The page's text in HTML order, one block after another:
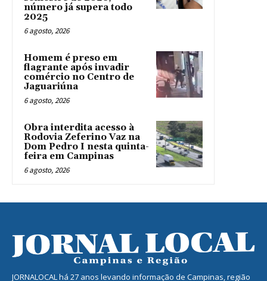
número já supera todo
2025
6 agosto, 2026
Homem é preso em
flagrante após invadir
comércio no Centro de
Jaguariúna
6 agosto, 2026
Obra interdita acesso à
Rodovia Zeferino Vaz na
Dom Pedro I nesta quinta-
feira em Campinas
6 agosto, 2026
JORNALOCAL há 27 anos levando informação de Campinas, região